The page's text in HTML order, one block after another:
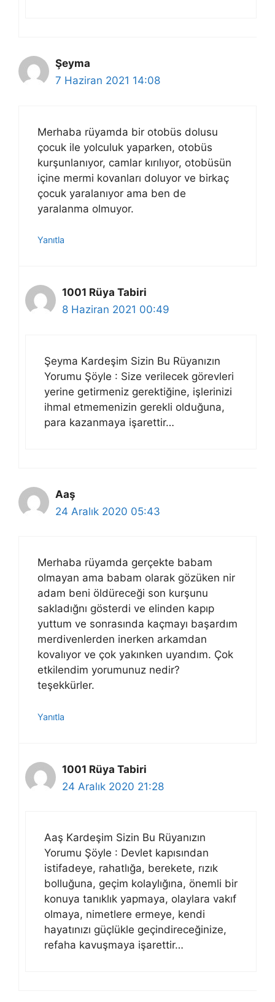
Şeyma
7 Haziran 2021 14:08
Merhaba rüyamda bir otobüs dolusu
çocuk ile yolculuk yaparken, otobüs
kurşunlanıyor, camlar kırılıyor, otobüsün
içine mermi kovanları doluyor ve birkaç
çocuk yaralanıyor ama ben de
yaralanma olmuyor.
Yanıtla
1001 Rüya Tabiri
8 Haziran 2021 00:49
Şeyma Kardeşim Sizin Bu Rüyanızın
Yorumu Şöyle : Size verilecek görevleri
yerine getirmeniz gerektiğine, işlerinizi
ihmal etmemenizin gerekli olduğuna,
para kazanmaya işarettir…
Aaş
24 Aralık 2020 05:43
Merhaba rüyamda gerçekte babam
olmayan ama babam olarak gözüken nir
adam beni öldüreceği son kurşunu
sakladığnı gösterdi ve elinden kapıp
yuttum ve sonrasında kaçmayı başardım
merdivenlerden inerken arkamdan
kovalıyor ve çok yakınken uyandım. Çok
etkilendim yorumunuz nedir?
teşekkürler.
Yanıtla
1001 Rüya Tabiri
24 Aralık 2020 21:28
Aaş Kardeşim Sizin Bu Rüyanızın
Yorumu Şöyle : Devlet kapısından
istifadeye, rahatlığa, berekete, rızık
bolluğuna, geçim kolaylığına, önemli bir
konuya tanıklık yapmaya, olaylara vakıf
olmaya, nimetlere ermeye, kendi
hayatınızı güçlükle geçindireceğinize,
refaha kavuşmaya işarettir…